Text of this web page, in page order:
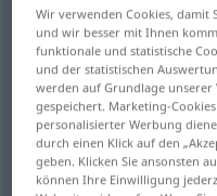
fossato [foˈssaːto]m
Übersicht aller
(Für mehr Details die
WasserGraben
Weitere Beispiele...
Wir verwenden Cookies, damit
und wir besser mit Ihnen
funktionale und statistische
und der statistischen
werden auf Grundlage
gespeichert. Marketing-
personalisierter Werbung
durch einen Klick auf den
geben. Klicken Sie ansonsten
können Ihre Einwilligung